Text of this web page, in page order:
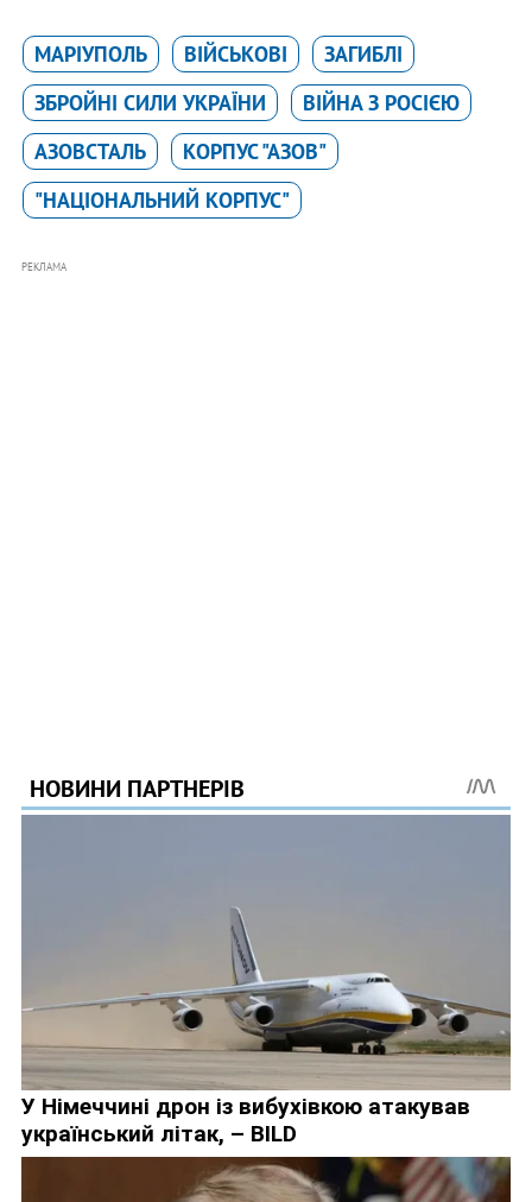
МАРІУПОЛЬ ВІЙСЬКОВІ
ЗАГИБЛІ
ЗБРОЙНІ СИЛИ УКРАЇНИ
ВІЙНА З РОСІЄЮ
АЗОВСТАЛЬ
КОРПУС "АЗОВ"
"НАЦІОНАЛЬНИЙ КОРПУС"
РЕКЛАМА